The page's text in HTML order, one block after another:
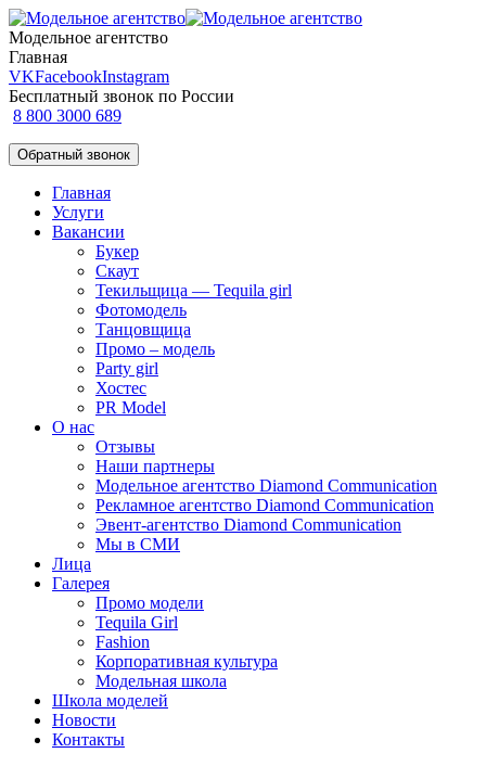
Модельное агентство
Главная
VKFacebookInstagram
Бесплатный звонок по России
8 800 3000 689
Обратный звонок
Главная
Услуги
Вакансии
Букер
Скаут
Текильщица — Tequila girl
Фотомодель
Танцовщица
Промо – модель
Party girl
Хостес
PR Model
О нас
Отзывы
Наши партнеры
Модельное агентство Diamond Communication
Рекламное агентство Diamond Communication
Эвент-агентство Diamond Communication
Мы в СМИ
Лица
Галерея
Промо модели
Tequila Girl
Fashion
Корпоративная культура
Модельная школа
Школа моделей
Новости
Контакты